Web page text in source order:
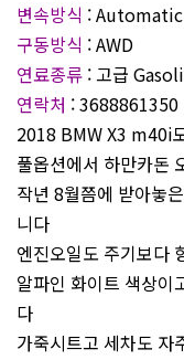
변속방식 : Automatic
구동방식 : AWD
연료종류 : 고급
연락처 : 3688861350
2018 BMW X3 m40i
풀옵션에서 하만카돈
작년 8월쯤에 받아놓
니다
엔진오일도 주기보다
알파인 화이트 색상이
다
가죽시트고 세차도 자